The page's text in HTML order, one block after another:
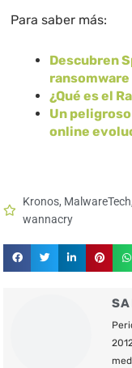
Para saber más:
Descubren
ransomware
¿Qué es el
Un
online
Kronos, MalwareTech
wannacry